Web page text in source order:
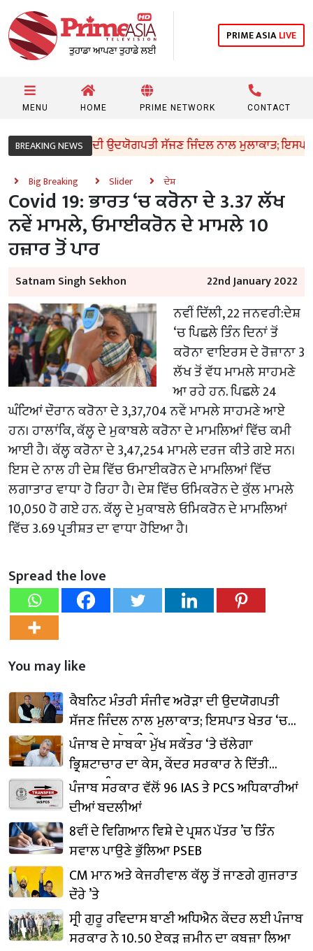
PRIME ASIALIVE
MENU HOME PRIME NETWORK CONTACT
BREAKING NEWS
ਸੰਜੀਵ ਅਰੋੜਾ ਦੀ ਉਦਯੋਗਪਤੀ ਸੱਜਣ ਜਿੰਦਲ ਨਾਲ ਮੁਲਾਕਾਤ; ਇਸਪਾਤ
Big Breaking Slider ਦੇਸ਼
Covid 19: ਭਾਰਤ ‘ਚ ਕਰੋਨਾ ਦੇ 3.37 ਲੱਖ
ਨਵੇਂ ਮਾਮਲੇ, ਓਮਾਈਕਰੋਨ ਦੇ ਮਾਮਲੇ 10
ਹਜ਼ਾਰ ਤੋਂ ਪਾਰ
Satnam Singh Sekhon 22nd January 2022
ਨਵੀਂ ਦਿੱਲੀ, 22 ਜਨਵਰੀ:ਦੇਸ਼
‘ਚ ਪਿਛਲੇ ਤਿੰਨ ਦਿਨਾਂ ਤੋਂ
ਕਰੋਨਾ ਵਾਇਰਸ ਦੇ ਰੋਜ਼ਾਨਾ 3
ਲੱਖ ਤੋਂ ਵੱਧ ਮਾਮਲੇ ਸਾਹਮਣੇ
ਆ ਰਹੇ ਹਨ. ਪਿਛਲੇ 24
ਘੰਟਿਆਂ ਦੌਰਾਨ ਕਰੋਨਾ ਦੇ 3,37,704 ਨਵੇਂ ਮਾਮਲੇ ਸਾਹਮਣੇ ਆਏ
ਹਨ। ਹਾਲਾਂਕਿ, ਕੱਲ੍ਹ ਦੇ ਮੁਕਾਬਲੇ ਕਰੋਨਾ ਦੇ ਮਾਮਲਿਆਂ ਵਿੱਚ ਕਮੀ
ਆਈ ਹੈ। ਕੱਲ੍ਹ ਕਰੋਨਾ ਦੇ 3,47,254 ਮਾਮਲੇ ਦਰਜ ਕੀਤੇ ਗਏ ਸਨ।
ਇਸ ਦੇ ਨਾਲ ਹੀ ਦੇਸ਼ ਵਿੱਚ ਓਮਾਈਕਰੋਨ ਦੇ ਮਾਮਲਿਆਂ ਵਿੱਚ
ਲਗਾਤਾਰ ਵਾਧਾ ਹੋ ਰਿਹਾ ਹੈ। ਦੇਸ਼ ਵਿੱਚ ਓਮਿਕਰੋਨ ਦੇ ਕੁੱਲ ਮਾਮਲੇ
10,050 ਹੋ ਗਏ ਹਨ. ਕੱਲ੍ਹ ਦੇ ਮੁਕਾਬਲੇ ਓਮਿਕਰੋਨ ਦੇ ਮਾਮਲਿਆਂ
ਵਿੱਚ 3.69 ਪ੍ਰਤੀਸ਼ਤ ਦਾ ਵਾਧਾ ਹੋਇਆ ਹੈ।
Spread the love
You may like
ਕੈਬਨਿਟ ਮੰਤਰੀ ਸੰਜੀਵ ਅਰੋੜਾ ਦੀ ਉਦਯੋਗਪਤੀ
ਸੱਜਣ ਜਿੰਦਲ ਨਾਲ ਮੁਲਾਕਾਤ; ਇਸਪਾਤ ਖੇਤਰ ‘ਚ
₹1,500 ਕਰੋੜ ਨਿਵੇਸ਼ ਦਾ ਐਲਾਨ
ਪੰਜਾਬ ਦੇ ਸਾਬਕਾ ਮੁੱਖ ਸਕੱਤਰ ‘ਤੇ ਚੱਲੇਗਾ
ਭ੍ਰਿਸ਼ਟਾਚਾਰ ਦਾ ਕੇਸ, ਕੇਂਦਰ ਸਰਕਾਰ ਨੇ ਦਿੱਤੀ
ਪ੍ਰਵਾਨਗੀ
ਪੰਜਾਬ ਸਰਕਾਰ ਵੱਲੋਂ 96 IAS ਤੇ PCS ਅਧਿਕਾਰੀਆਂ
ਦੀਆਂ ਬਦਲੀਆਂ
8ਵੀਂ ਦੇ ਵਿਗਿਆਨ ਵਿਸ਼ੇ ਦੇ ਪ੍ਰਸ਼ਨ ਪੱਤਰ ’ਚ ਤਿੰਨ
ਸਵਾਲ ਪਾਉਣੇ ਭੁੱਲਿਆ PSEB
CM ਮਾਨ ਅਤੇ ਕੇਜਰੀਵਾਲ ਕੱਲ੍ਹ ਤੋਂ ਜਾਣਗੇ ਗੁਜਰਾਤ
ਦੌਰੇ ’ਤੇ
ਸ੍ਰੀ ਗੁਰੂ ਰਵਿਦਾਸ ਬਾਣੀ ਅਧਿਐਨ ਕੇਂਦਰ ਲਈ ਪੰਜਾਬ
ਸਰਕਾਰ ਨੇ 10.50 ਏਕੜ ਜ਼ਮੀਨ ਦਾ ਕਬਜ਼ਾ ਲਿਆ